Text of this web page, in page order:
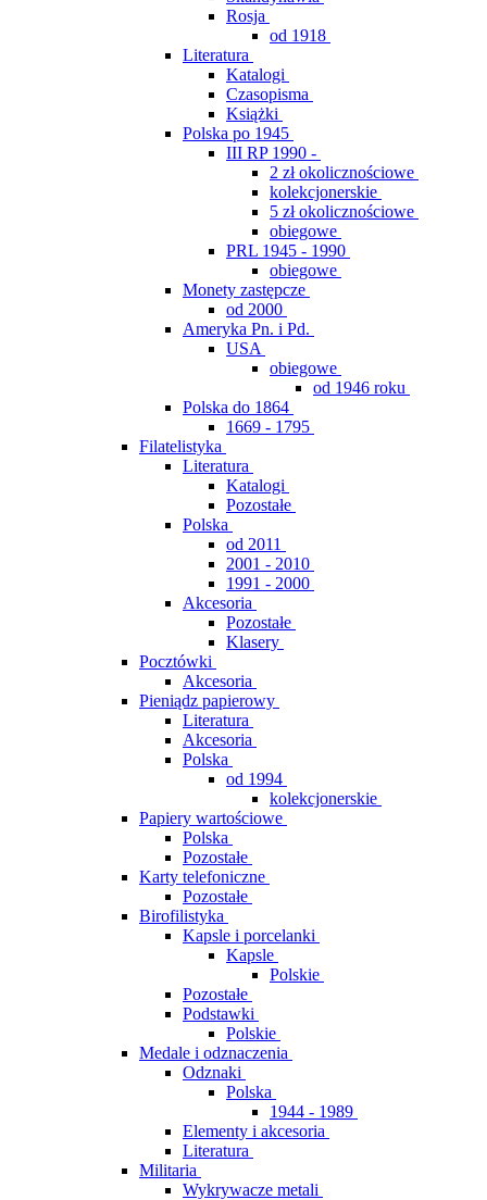
Rosja
od 1918
Literatura
Katalogi
Czasopisma
Książki
Polska po 1945
III RP 1990 -
2 zł okolicznościowe
kolekcjonerskie
5 zł okolicznościowe
obiegowe
PRL 1945 - 1990
obiegowe
Monety zastępcze
od 2000
Ameryka Pn. i Pd.
USA
obiegowe
od 1946 roku
Polska do 1864
1669 - 1795
Filatelistyka
Literatura
Katalogi
Pozostałe
Polska
od 2011
2001 - 2010
1991 - 2000
Akcesoria
Pozostałe
Klasery
Pocztówki
Akcesoria
Pieniądz papierowy
Literatura
Akcesoria
Polska
od 1994
kolekcjonerskie
Papiery wartościowe
Polska
Pozostałe
Karty telefoniczne
Pozostałe
Birofilistyka
Kapsle i porcelanki
Kapsle
Polskie
Pozostałe
Podstawki
Polskie
Medale i odznaczenia
Odznaki
Polska
1944 - 1989
Elementy i akcesoria
Literatura
Militaria
Wykrywacze metali